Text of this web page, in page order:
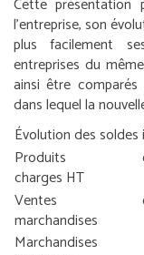
Cette présentation
l’entreprise, son
plus facilement
entreprises du
ainsi être
dans lequel la
Évolution des
Produits
charges HT
Ventes
marchandises
Marchandises